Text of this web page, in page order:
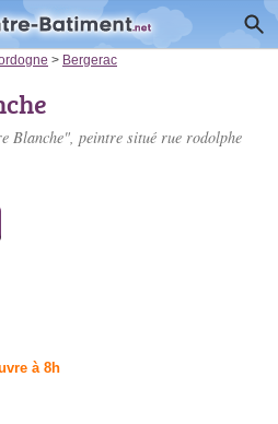
> Bergerac
Blanche", peintre situé rue rodolphe
à 8h